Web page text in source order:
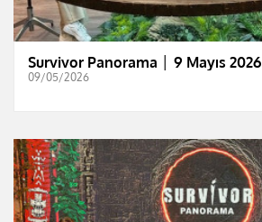
Survivor Panorama │ 9 Mayıs 2026
09/05/2026